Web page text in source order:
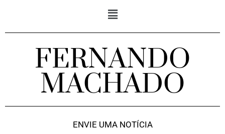
FERNANDO
MACHADO
ENVIE UMA NOTÍCIA